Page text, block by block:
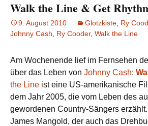
Walk the Line & Get
9. August 2010 Glotzkiste Ry
Johnny Cash
Ry Cooder, Walk the Line
Am Wochenende lief im Fernsehen
über das Leben von Johnny Cash:
the Line ist eine US-amerikanische
dem Jahr 2005, die vom Leben des
gewordenen Country-Sängers
James Mangold, der auch das